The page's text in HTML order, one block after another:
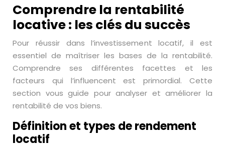
Comprendre la rentabilité
locative : les clés du succès
Pour réussir dans l’investissement locatif, il est
essentiel de maîtriser les bases de la rentabilité.
Comprendre ses différentes facettes et les
facteurs qui l’influencent est primordial. Cette
section vous guide pour analyser et améliorer la
rentabilité de vos biens.
Définition et types de rendement
locatif